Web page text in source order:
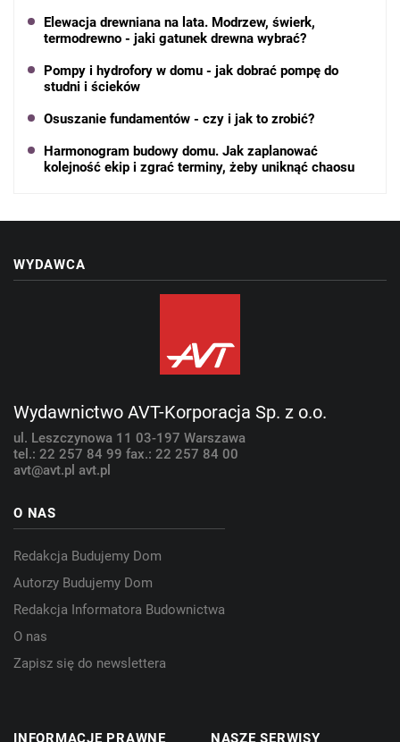
Elewacja drewniana na lata. Modrzew, świerk,
termodrewno - jaki gatunek drewna wybrać?
Pompy i hydrofory w domu - jak dobrać pompę do
studni i ścieków
Osuszanie fundamentów - czy i jak to zrobić?
Harmonogram budowy domu. Jak zaplanować
kolejność ekip i zgrać terminy, żeby uniknąć chaosu
WYDAWCA
Wydawnictwo AVT-Korporacja Sp. z o.o.
ul. Leszczynowa 11 03-197 Warszawa
tel.: 22 257 84 99 fax.: 22 257 84 00
avt@avt.pl avt.pl
O NAS
Redakcja Budujemy Dom
Autorzy Budujemy Dom
Redakcja Informatora Budownictwa
O nas
Zapisz się do newslettera
INFORMACJE PRAWNE NASZE SERWISY